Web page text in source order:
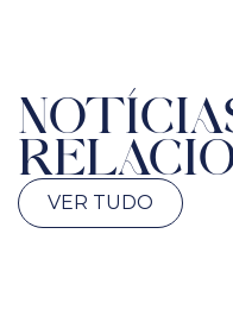
VER TUDO